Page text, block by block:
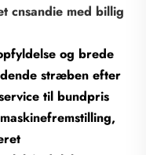
cnsandie med billig
og brede
stræben efter
til bundpris